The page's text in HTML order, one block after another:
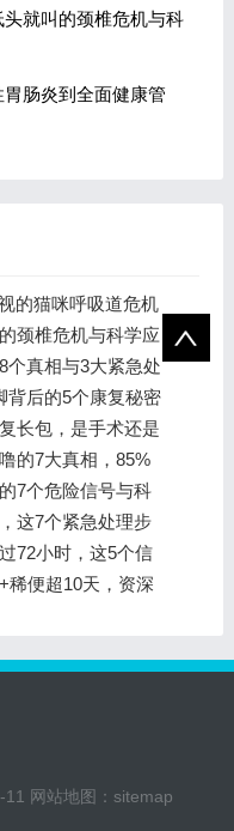
就叫的颈椎危机与科
肠炎到全面健康管
的猫咪呼吸道危机
颈椎危机与科学应
个真相与3大紧急处
背后的5个康复秘密
长包，是手术还是
的7大真相，85%
7个危险信号与科
这7个紧急处理步
72小时，这5个信
稀便超10天，资深
网站地图： sitemap